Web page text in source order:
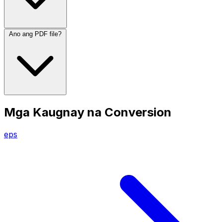
Ano ang PDF file?
Mga Kaugnay na Conversion
eps